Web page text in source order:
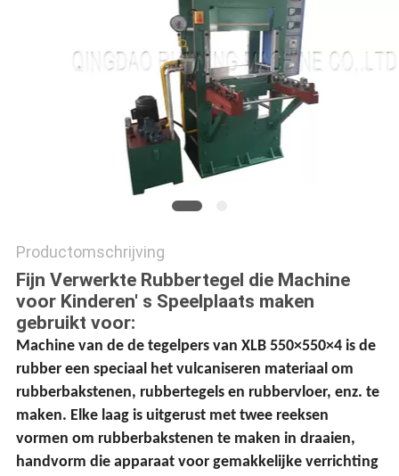
Productomschrijving
Fijn Verwerkte Rubbertegel die Machine
voor Kinderen′ s Speelplaats maken
gebruikt voor:
Machine van de de tegelpers van XLB 550×550×4 is de
rubber een speciaal het vulcaniseren materiaal om
rubberbakstenen, rubbertegels en rubbervloer, enz. te
maken. Elke laag is uitgerust met twee reeksen
vormen om rubberbakstenen te maken in draaien,
handvorm die apparaat voor gemakkelijke verrichting